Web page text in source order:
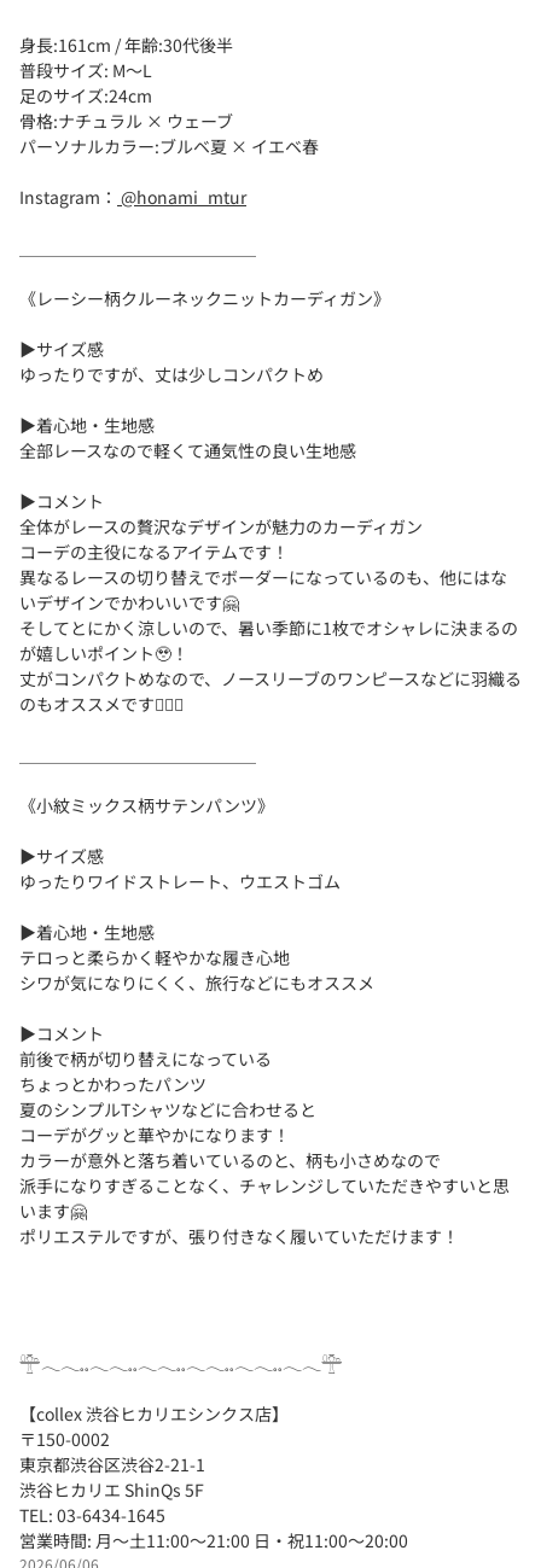
身長:161cm / 年齢:30代後半
普段サイズ: M〜L
足のサイズ:24cm
骨格:ナチュラル × ウェーブ
パーソナルカラー:ブルベ夏 × イエベ春
Instagram： @honami_mtur
《レーシー柄クルーネックニットカーディガン》
▶サイズ感
ゆったりですが、丈は少しコンパクトめ
▶着心地・生地感
全部レースなので軽くて通気性の良い生地感
▶コメント
全体がレースの贅沢なデザインが魅力のカーディガン
コーデの主役になるアイテムです！
異なるレースの切り替えでボーダーになっているのも、他にはな
いデザインでかわいいです🤗
そしてとにかく涼しいので、暑い季節に1枚でオシャレに決まるの
が嬉しいポイント🥹！
丈がコンパクトめなので、ノースリーブのワンピースなどに羽織る
のもオススメです🙆🏻‍♀️
《小紋ミックス柄サテンパンツ》
▶サイズ感
ゆったりワイドストレート、ウエストゴム
▶着心地・生地感
テロっと柔らかく軽やかな履き心地
シワが気になりにくく、旅行などにもオススメ
▶コメント
前後で柄が切り替えになっている
ちょっとかわったパンツ
夏のシンプルTシャツなどに合わせると
コーデがグッと華やかになります！
カラーが意外と落ち着いているのと、柄も小さめなので
派手になりすぎることなく、チャレンジしていただきやすいと思
います🤗
ポリエステルですが、張り付きなく履いていただけます！
𓊯𓂃𓂃𓈒𓈒𓂃𓂃𓈒𓈒𓂃𓂃𓈒𓈒𓂃𓂃𓈒𓈒𓂃𓂃𓈒𓈒𓂃𓂃𓊯
【collex 渋谷ヒカリエシンクス店】
〒150-0002
東京都渋谷区渋谷2-21-1
渋谷ヒカリエ ShinQs 5F
TEL: 03-6434-1645
営業時間: 月〜土11:00～21:00 日・祝11:00〜20:00
2026/06/06